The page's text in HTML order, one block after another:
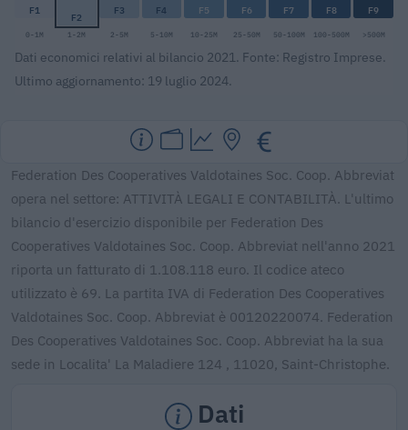
F1 F2 F3 F4 F5 F6 F7 F8 F9
0-1M 1-2M 2-5M 5-10M 10-25M 25-50M 50-100M 100-500M >500M
Dati economici relativi al bilancio 2021. Fonte: Registro Imprese.
Ultimo aggiornamento: 19 luglio 2024.
Federation Des Cooperatives Valdotaines Soc. Coop. Abbreviat
opera nel settore: ATTIVITÀ LEGALI E CONTABILITÀ. L'ultimo
bilancio d'esercizio disponibile per Federation Des
Cooperatives Valdotaines Soc. Coop. Abbreviat nell'anno 2021
riporta un fatturato di 1.108.118 euro. Il codice ateco
utilizzato è 69. La partita IVA di Federation Des Cooperatives
Valdotaines Soc. Coop. Abbreviat è 00120220074. Federation
Des Cooperatives Valdotaines Soc. Coop. Abbreviat ha la sua
sede in Localita' La Maladiere 124 , 11020, Saint-Christophe.
Dati